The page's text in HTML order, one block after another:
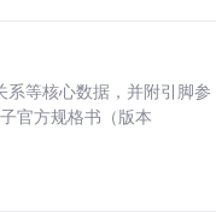
系等核心数据，并附引脚参
官方规格书（版本